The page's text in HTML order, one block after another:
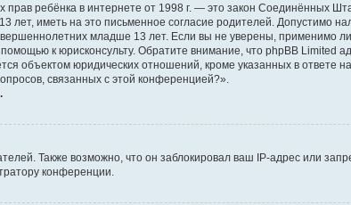
прав ребёнка в интернете от 1998 г. — это закон Соединённых
иметь на это письменное согласие родителей. Допустимо
младше 13 лет. Если вы не уверены, применимо ли
к юрисконсульту. Обратите внимание, что phpBB Limited
объектом юридических отношений, кроме указанных в ответе
связанных с этой конференцией?».
Также возможно, что он заблокировал ваш IP-адрес или
конференции.